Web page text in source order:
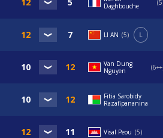
les Doubles.
seront directement qualifiés pour la
les 8 places par le classement
mêmes qu'au niveau National
Daghbouche
5
LI AN 5 L
Van Dung
Nguyen
6++
Fitia Sarobidy
Razafipananina
Visal Peou 5